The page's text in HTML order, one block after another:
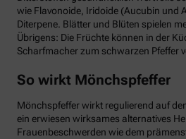
wie Flavonoide, Iridoide (Aucubin und
Diterpene. Blätter und Blüten spielen
Übrigens: Die Früchte können in der
Scharfmacher zum schwarzen Pfeffer
So wirkt Mönchspfeffer
Mönchspfeffer wirkt regulierend auf
ein erwiesen wirksames alternatives
Frauenbeschwerden wie dem